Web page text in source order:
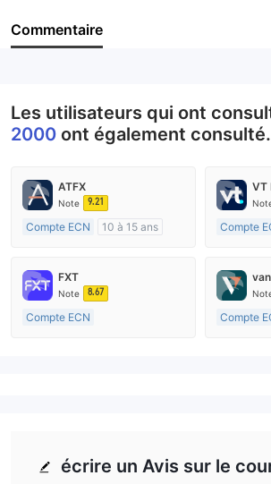
Personnel
Commentaire
Les utilisateurs qui ont
2000 ont également
ATFX
Note 9.21
Compte ECN
10 à 15 ans
Market Making (MM)
Etiquette principale MT4
VT
Compte
Market
Etiquette
FXT
Note 8.67
Compte ECN
Compte
écrire un Avis sur le